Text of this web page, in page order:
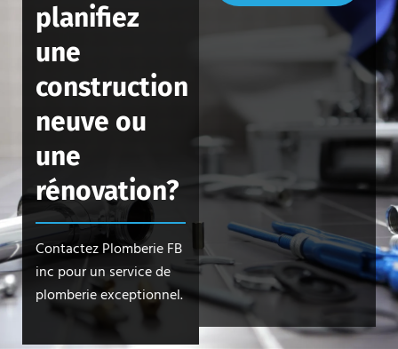
planifiez
une
construction
neuve ou
une
rénovation?
Contactez Plomberie FB
inc pour un service de
plomberie exceptionnel.